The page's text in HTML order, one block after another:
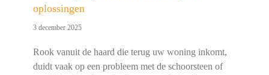
oplossingen
3 december 2025
Rook vanuit de haard die terug uw woning inkomt,
duidt vaak op een probleem met de schoorsteen of